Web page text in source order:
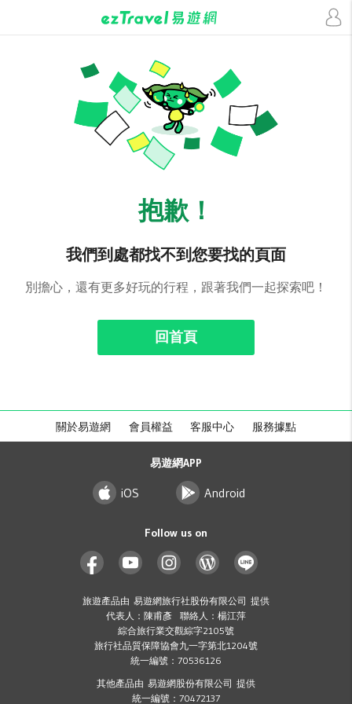
抱歉！
我們到處都找不到您要找的頁面
別擔心，還有更多好玩的行程，跟著我們一起探索吧！
回首頁
關於易遊網 會員權益 客服中心 服務據點
易遊網APP
iOS Android
Follow us on
旅遊產品由 易遊網旅行社股份有限公司 提供
代表人：陳甫彥 聯絡人：楊江萍
綜合旅行業交觀綜字2105號
旅行社品質保障協會九一字第北1204號
統一編號：70536126
其他產品由 易遊網股份有限公司 提供
統一編號：70472137